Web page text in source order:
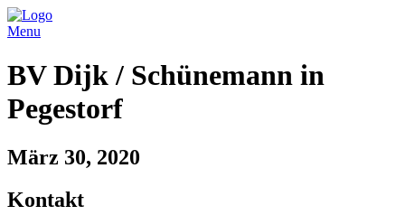
Menu
BV Dijk / Schünemann in
Pegestorf
März 30, 2020
Kontakt